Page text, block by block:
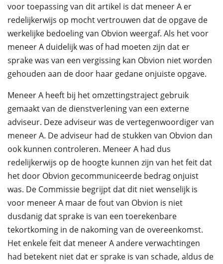
voor toepassing van dit artikel is dat meneer A er
redelijkerwijs op mocht vertrouwen dat de opgave de
werkelijke bedoeling van Obvion weergaf. Als het voor
meneer A duidelijk was of had moeten zijn dat er
sprake was van een vergissing kan Obvion niet worden
gehouden aan de door haar gedane onjuiste opgave.
Meneer A heeft bij het omzettingstraject gebruik
gemaakt van de dienstverlening van een externe
adviseur. Deze adviseur was de vertegenwoordiger van
meneer A. De adviseur had de stukken van Obvion dan
ook kunnen controleren. Meneer A had dus
redelijkerwijs op de hoogte kunnen zijn van het feit dat
het door Obvion gecommuniceerde bedrag onjuist
was. De Commissie begrijpt dat dit niet wenselijk is
voor meneer A maar de fout van Obvion is niet
dusdanig dat sprake is van een toerekenbare
tekortkoming in de nakoming van de overeenkomst.
Het enkele feit dat meneer A andere verwachtingen
had betekent niet dat er sprake is van schade, aldus de